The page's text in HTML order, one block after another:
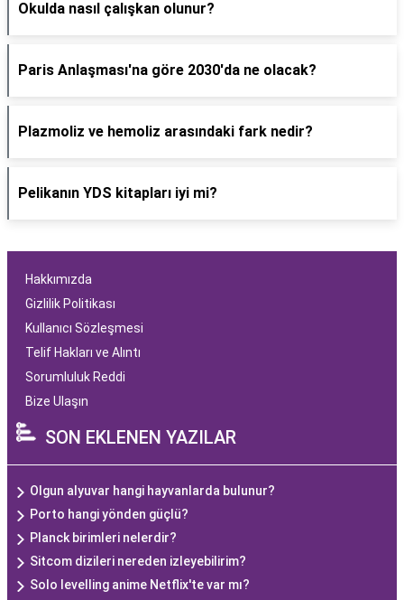
Okulda nasıl çalışkan olunur?
Paris Anlaşması'na göre 2030'da ne olacak?
Plazmoliz ve hemoliz arasındaki fark nedir?
Pelikanın YDS kitapları iyi mi?
Hakkımızda
Gizlilik Politikası
Kullanıcı Sözleşmesi
Telif Hakları ve Alıntı
Sorumluluk Reddi
Bize Ulaşın
SON EKLENEN YAZILAR
Olgun alyuvar hangi hayvanlarda bulunur?
Porto hangi yönden güçlü?
Planck birimleri nelerdir?
Sitcom dizileri nereden izleyebilirim?
Solo levelling anime Netflix'te var mı?